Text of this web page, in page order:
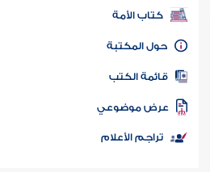
كتب PDF
كتاب الأمة
المكتبة
الكتب
موضوعي